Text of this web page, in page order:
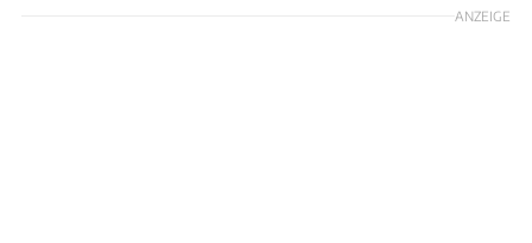
ANZEIGE